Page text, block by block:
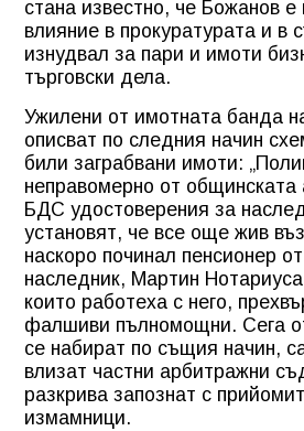
стана известно, че Божанов
влияние в прокуратурата и в
изнудвал за пари и имоти
търговски дела.
Ужилени от имотната банда
описват по следния начин
били заграбвани имоти:
неправомерно от
БДС удостоверения за
установят, че все още жив
наскоро починал пенсионер
наследник, Мартин
които работеха с него,
фалшиви пълномощни. Сега
се набират по същия начин,
влизат частни арбитражни
разкрива запознат с
измамници.